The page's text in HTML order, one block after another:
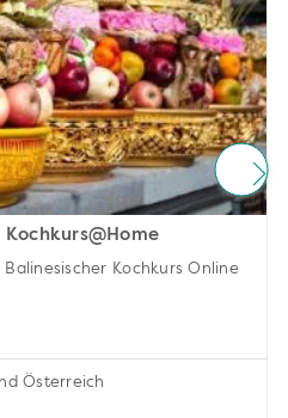
Kochkurs Online
Österreich